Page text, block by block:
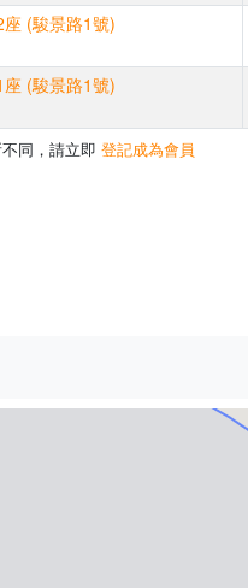
(駿景路1號)
(駿景路1號)
同，請立即 登記成為會員